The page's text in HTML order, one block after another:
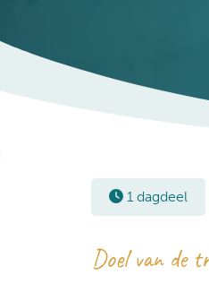
1 dagdeel
Doel van de